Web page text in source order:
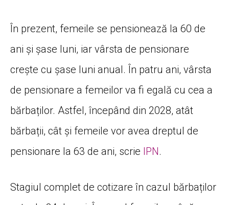
În prezent, femeile se pensionează la 60 de
ani și șase luni, iar vârsta de pensionare
crește cu șase luni anual. În patru ani, vârsta
de pensionare a femeilor va fi egală cu cea a
bărbaților. Astfel, începând din 2028, atât
bărbații, cât și femeile vor avea dreptul de
pensionare la 63 de ani, scrie IPN.
Stagiul complet de cotizare în cazul bărbaților